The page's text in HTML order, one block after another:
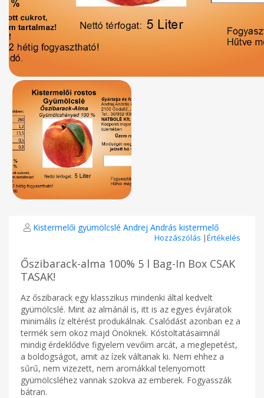
Kistermelői gyümölcslé Andrej András kistermelő
Hozzászólás |Értékelés
Őszibarack-alma 100% 5 l Bag-In Box CSAK
TASAK!
Az őszibarack egy klasszikus mindenki által kedvelt
gyümölcslé. Mint az almánál is, itt is az egyes évjáratok
minimális íz eltérést produkálnak. Csalódást azonban ez a
termék sem okoz majd Önöknek. Kóstoltatásaimnál
mindig érdeklődve figyelem vevőim arcát, a meglepetést,
a boldogságot, amit az ízek váltanak ki. Nem ehhez a
sűrű, nem vizezett, nem aromákkal telenyomott
gyümölcsléhez vannak szokva az emberek. Fogyasszák
bátran.